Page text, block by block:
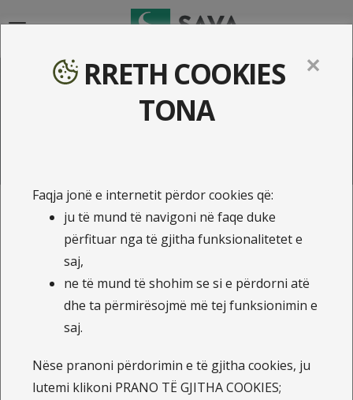
K.S.J. ILLYRIA Life sh.a
✕
RRETH COOKIES
TONA
Faqja jonë e internetit përdor cookies që:
ju të mund të navigoni në faqe duke
përfituar nga të gjitha funksionalitetet e
saj,
ne të mund të shohim se si e përdorni atë
dhe ta përmirësojmë më tej funksionimin e
saj.
Nëse pranoni përdorimin e të gjitha cookies, ju
lutemi klikoni PRANO TË GJITHA COOKIES;